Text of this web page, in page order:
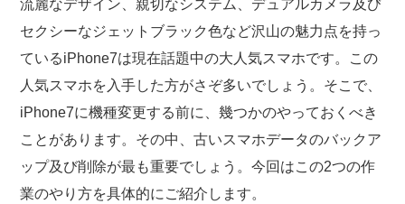
流麗なデザイン、親切なシステム、デュアルカメラ及び
セクシーなジェットブラック色など沢山の魅力点を持っ
ているiPhone7は現在話題中の大人気スマホです。この
人気スマホを入手した方がさぞ多いでしょう。そこで、
iPhone7に機種変更する前に、幾つかのやっておくべき
ことがあります。その中、古いスマホデータのバックア
ップ及び削除が最も重要でしょう。今回はこの2つの作
業のやり方を具体的にご紹介します。